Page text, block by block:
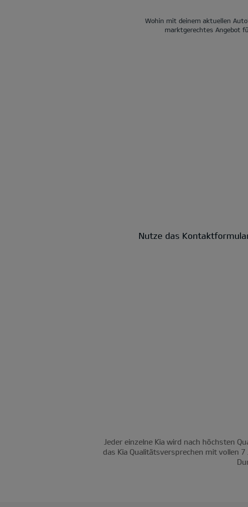
Wohin mit deinem aktuellen
marktgerechtes Angebot
Nutze das
Jeder einzelne Kia wird nach höchsten
das Kia Qualitätsversprechen mit vollen